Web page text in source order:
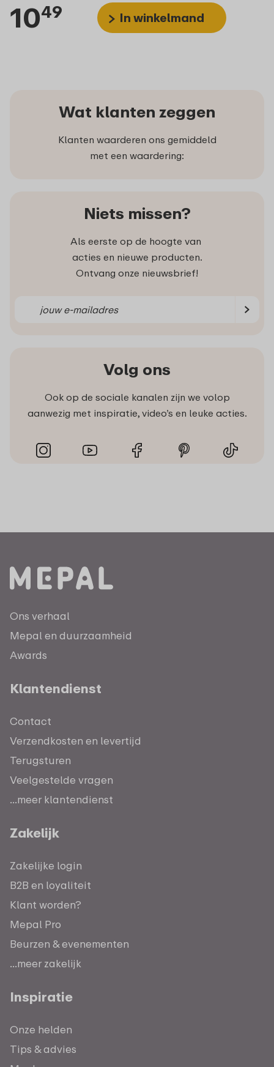
1049 In winkelmand
Wat klanten zeggen
Klanten waarderen ons gemiddeld
met een waardering:
Niets missen?
Als eerste op de hoogte van
acties en nieuwe producten.
Ontvang onze nieuwsbrief!
Volg ons
Ook op de sociale kanalen zijn we volop
aanwezig met inspiratie, video’s en leuke acties.
Ons verhaal
Mepal en duurzaamheid
Awards
Klantendienst
Contact
Verzendkosten en levertijd
Terugsturen
Veelgestelde vragen
...meer klantendienst
Zakelijk
Zakelijke login
B2B en loyaliteit
Klant worden?
Mepal Pro
Beurzen & evenementen
...meer zakelijk
Inspiratie
Onze helden
Tips & advies